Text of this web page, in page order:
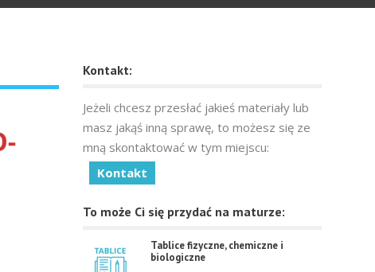
Kontakt:
Jeżeli chcesz przesłać jakieś materiały lub
masz jakąś inną sprawę, to możesz się ze
mną skontaktować w tym miejscu:
Kontakt
To może Ci się przydać na maturze:
Tablice fizyczne, chemiczne i
biologiczne